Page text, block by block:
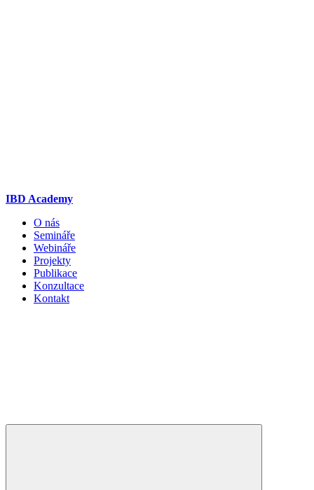
IBD Academy
O nás
Semináře
Webináře
Projekty
Publikace
Konzultace
Kontakt